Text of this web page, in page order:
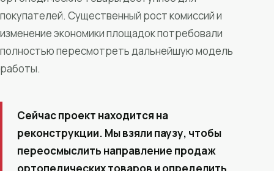
покупателей. Существенный рост комиссий и
изменение экономики площадок потребовали
полностью пересмотреть дальнейшую модель
работы.
Сейчас проект находится на
реконструкции. Мы взяли паузу, чтобы
переосмыслить направление продаж